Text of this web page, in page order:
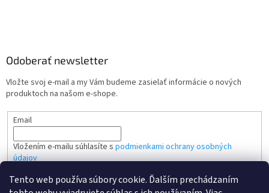
Tento web používa súbory cookie. Ďalším prechádzaním
Odoberať newsletter
Vložte svoj e-mail a my Vám budeme zasielať informácie o nových
produktoch na našom e-shope.
Email
Vložením e-mailu súhlasíte s podmienkami ochrany osobných
údajov
PRIHLÁSIŤ SA